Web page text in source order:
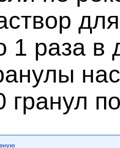
1 раза в
гранул